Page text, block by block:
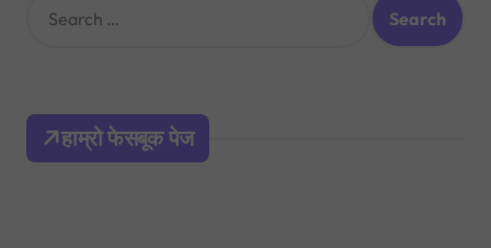
h
o
हाम्रो फेसबूक पेज